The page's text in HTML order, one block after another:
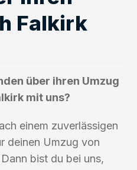
Falkirk
über ihren Umzug
mit uns?
einem zuverlässigen
deinen Umzug von
bist du bei uns,